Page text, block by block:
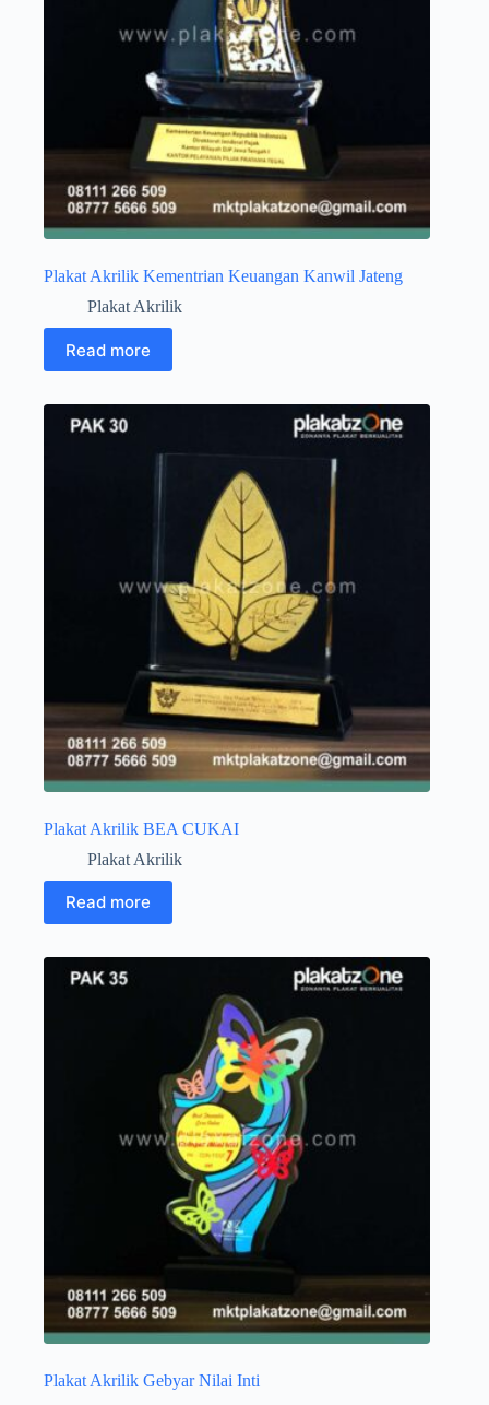
Plakat Akrilik Kementrian Keuangan Kanwil Jateng
Plakat Akrilik
Read more
Plakat Akrilik BEA CUKAI
Plakat Akrilik
Read more
Plakat Akrilik Gebyar Nilai Inti